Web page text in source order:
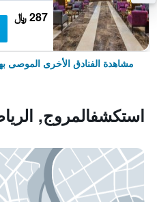
287 ﷼
مشاهدة الفنادق الأخرى الموصى
استكشفالمروج,